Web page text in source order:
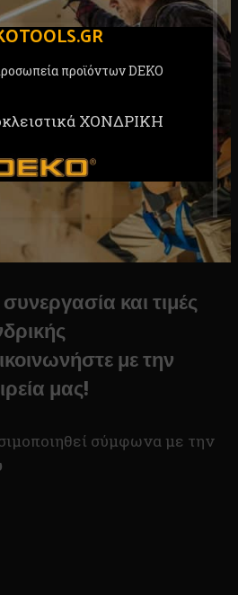
προϊόντων DEKO
ΧΟΝΔΡΙΚΗ
και τιμές
με την
μας!
σύμφωνα με την